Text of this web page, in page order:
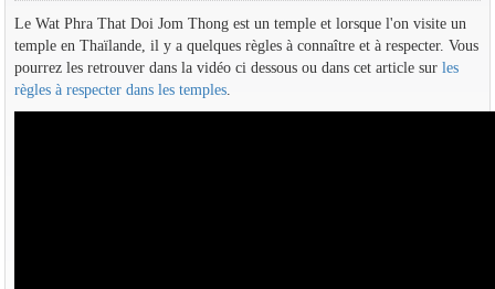
Le Wat Phra That Doi Jom Thong est un temple et lorsque l'on visite un
temple en Thaïlande, il y a quelques règles à connaître et à respecter. Vous
pourrez les retrouver dans la vidéo ci dessous ou dans cet article sur les
règles à respecter dans les temples.